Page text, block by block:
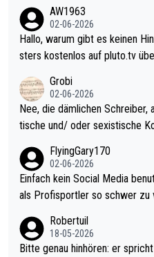
Allerdings ist Mitchell Lawrie als Nummer 1 der Welt eh qualifi
ziert. Somit ändert die
sters erstmal nichts. Ich denke sie wollen damit für nächstes J
ohl wenig WDF Turniere
es Jahr der Fall. Er musste
den Qualifier und ich glaube
el hat.
AW1963
02-06-2026
Hallo, warum gibt es keinen Hinweis, dass die Nordic Darts Ma
sters kostenlos auf pluto.tv
Grobi
02-06-2026
Nee, die dämlichen Schreiber,
tische und/ oder sexistische
s Leben in den Griff kriegen.
r war doch neulich erst
rovoziert hat. Und Littlers
FlyingGary170
02-06-2026
Einfach kein Social Media
als Profisportler so schwer zu
Robertuil
18-05-2026
Bitte genau hinhören: er